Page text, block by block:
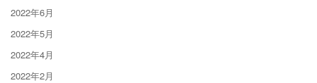
2022年6月
2022年5月
2022年4月
2022年2月